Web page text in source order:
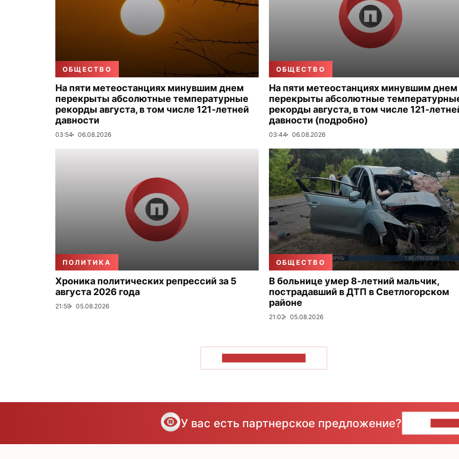
ОБЩЕСТВО
На пяти метеостанциях минувшим днем
перекрыты абсолютные температурные
рекорды августа, в том числе 121-летней
давности
03:54 06.08.2026
ОБЩЕСТВО
На пяти метеостанциях минувшим днем
перекрыты абсолютные
рекорды августа, в том числе 121-
давности (подробно)
03:44 06.08.2026
ПОЛИТИКА
Хроника политических репрессий за 5
августа 2026 года
21:59 05.08.2026
ОБЩЕСТВО
В больнице умер 8-летний мальчик,
пострадавший в ДТП в Светлогорском
районе
21:02 05.08.2026
У вас есть партнерское предложение?